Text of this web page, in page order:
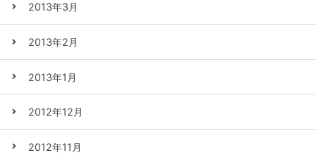
2013年3月
2013年2月
2013年1月
2012年12月
2012年11月